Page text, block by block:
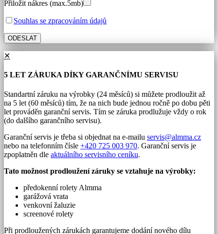
Přiložit nákres (max.5mb)
Souhlas se zpracováním údajů
✕
5 LET ZÁRUKA DÍKY GARANČNÍMU SERVISU
Standartní záruku na výrobky (24 měsíců) si můžete prodloužit až
na 5 let (60 měsíců) tím, že na nich bude jednou ročně po dobu pěti
let prováděn garanční servis. Tím se záruka prodlužuje vždy o rok
(do dalšího garančního servisu).
Garanční servis je třeba si objednat na e-mailu servis@almma.cz
nebo na telefonním čísle +420 725 003 970. Garanční servis je
zpoplatněn dle aktuálního servisního ceníku.
Tato možnost prodloužení záruky se vztahuje na výrobky:
předokenní rolety Almma
garážová vrata
venkovní žaluzie
screenové rolety
Při prodloužených zárukách garantujeme dodání nového dílu